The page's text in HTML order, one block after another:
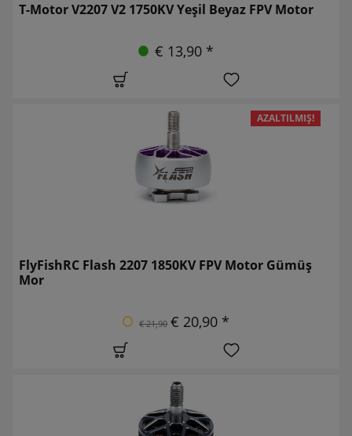
T-Motor V2207 V2 1750KV Yeşil Beyaz FPV Motor
€ 13,90 *
AZALTILMIŞ!
FlyFishRC Flash 2207 1850KV FPV Motor Gümüş
Mor
€ 21,90 € 20,90 *